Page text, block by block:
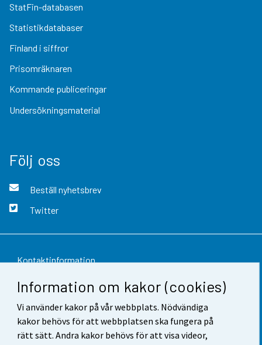
Information om kakor (cookies)
Vi använder kakor på vår webbplats. Nödvändiga
kakor behövs för att webbplatsen ska fungera på
rätt sätt. Andra kakor behövs för att visa videor,
StatFin-databasen
Statistikdatabaser
Finland i siffror
Prisomräknaren
Kommande publiceringar
Undersökningsmaterial
Följ oss
Beställ nyhetsbrev
Twitter
Kontaktinformation
Respons
Användarvillkor
Dataskydd